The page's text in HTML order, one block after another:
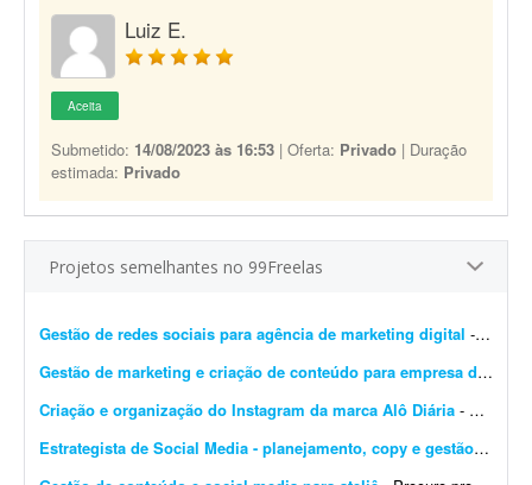
Luiz E.
Aceita
Submetido: 14/08/2023 às 16:53 | Oferta: Privado | Duração
estimada: Privado
Projetos semelhantes no 99Freelas
Gestão de redes sociais para agência de marketing digital - Gerenciamento das redes sociais para agência de marketing digital, com foco em planejamento, criação de pautas e organização do fluxo de trabalho. - Gerenciar red...
Gestão de marketing e criação de conteúdo para empresa de relocation
Criação e organização do Instagram da marca Alô Diária - Estou criando uma nova marca chamada Alô Diária - Dona Maria, uma plataforma que pretende conectar pessoas que precisam de serviços com pessoas que querem trabalhar, fazer renda...
Estrategista de Social Media - planejamento, copy e gestão de perfis